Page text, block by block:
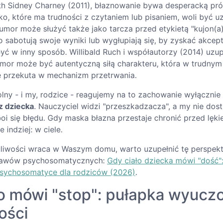
Sidney Charney (2011), błaznowanie bywa desperacką
które ma trudności z czytaniem lub pisaniem, woli być
może służyć także jako tarcza przed etykietą
sabotują swoje wyniki lub wygłupiają się, by zyskać
w inny sposób. Willibald Ruch i współautorzy (2014)
może być autentyczną siłą charakteru, która w
przekuta w mechanizm przetrwania.
- i my, rodzice - reagujemy na to zachowanie
dziecka. Nauczyciel widzi "przeszkadzacza", a my nie
się błędu. Gdy maska błazna przestaje chronić przed
indziej: w ciele.
wraca w Waszym domu, warto uzupełnić tę
psychosomatycznych: Gdy ciało dziecka mówi
dla rodziców (2026).
mówi "stop": pułapka